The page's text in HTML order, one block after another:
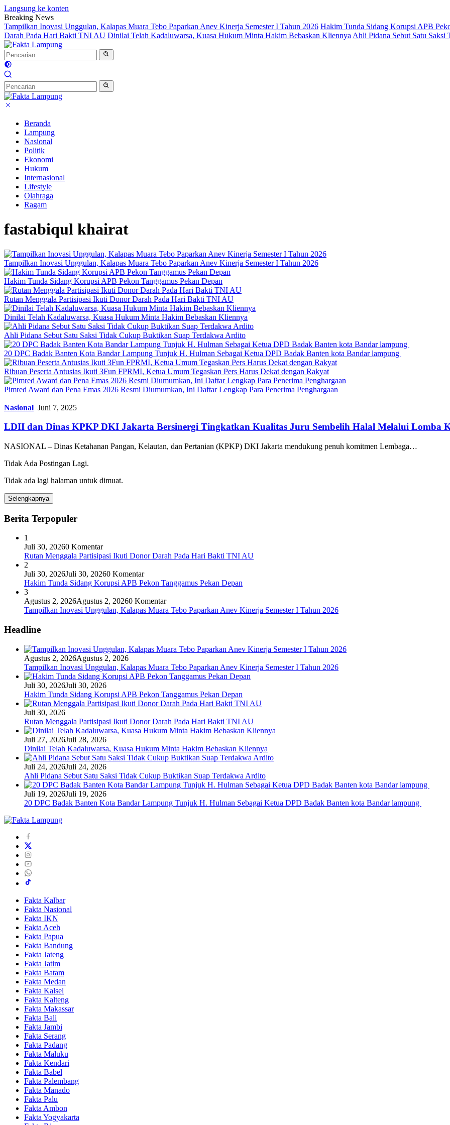
Langsung ke konten
Breaking News
Tampilkan Inovasi Unggulan, Kalapas Muara Tebo Paparkan Anev Kinerja Semester I Tahun 2026 Hakim Tunda Sidang Korupsi APB
Darah Pada Hari Bakti TNI AU Dinilai Telah Kadaluwarsa, Kuasa Hukum Minta Hakim Bebaskan Kliennya Ahli Pidana Sebut Satu
Beranda
Lampung
Nasional
Politik
Ekonomi
Hukum
Internasional
Lifestyle
Olahraga
Ragam
fastabiqul khairat
Tampilkan Inovasi Unggulan, Kalapas Muara Tebo Paparkan Anev Kinerja Semester I Tahun 2026
Hakim Tunda Sidang Korupsi APB Pekon Tanggamus Pekan Depan
Rutan Menggala Partisipasi Ikuti Donor Darah Pada Hari Bakti TNI AU
Dinilai Telah Kadaluwarsa, Kuasa Hukum Minta Hakim Bebaskan Kliennya
Ahli Pidana Sebut Satu Saksi Tidak Cukup Buktikan Suap Terdakwa Ardito
20 DPC Badak Banten Kota Bandar Lampung Tunjuk H. Hulman Sebagai Ketua DPD Badak Banten kota Bandar lampung
Ribuan Peserta Antusias Ikuti 3Fun FPRMI, Ketua Umum Tegaskan Pers Harus Dekat dengan Rakyat
Pimred Award dan Pena Emas 2026 Resmi Diumumkan, Ini Daftar Lengkap Para Penerima Penghargaan
Nasional Juni 7, 2025
LDII dan Dinas KPKP DKI Jakarta Bersinergi Tingkatkan Kualitas Juru Sembelih Halal Melalui Lomba
NASIONAL – Dinas Ketahanan Pangan, Kelautan, dan Pertanian (KPKP) DKI Jakarta mendukung penuh komitmen Lembaga…
Tidak Ada Postingan Lagi.
Tidak ada lagi halaman untuk dimuat.
Selengkapnya
Berita Terpopuler
1
Juli 30, 20260 Komentar
Rutan Menggala Partisipasi Ikuti Donor Darah Pada Hari Bakti TNI AU
2
Juli 30, 2026Juli 30, 20260 Komentar
Hakim Tunda Sidang Korupsi APB Pekon Tanggamus Pekan Depan
3
Agustus 2, 2026Agustus 2, 20260 Komentar
Tampilkan Inovasi Unggulan, Kalapas Muara Tebo Paparkan Anev Kinerja Semester I Tahun 2026
Headline
Agustus 2, 2026Agustus 2, 2026
Tampilkan Inovasi Unggulan, Kalapas Muara Tebo Paparkan Anev Kinerja Semester I Tahun 2026
Juli 30, 2026Juli 30, 2026
Hakim Tunda Sidang Korupsi APB Pekon Tanggamus Pekan Depan
Juli 30, 2026
Rutan Menggala Partisipasi Ikuti Donor Darah Pada Hari Bakti TNI AU
Juli 27, 2026Juli 28, 2026
Dinilai Telah Kadaluwarsa, Kuasa Hukum Minta Hakim Bebaskan Kliennya
Juli 24, 2026Juli 24, 2026
Ahli Pidana Sebut Satu Saksi Tidak Cukup Buktikan Suap Terdakwa Ardito
Juli 19, 2026Juli 19, 2026
20 DPC Badak Banten Kota Bandar Lampung Tunjuk H. Hulman Sebagai Ketua DPD Badak Banten kota Bandar lampung
Fakta Kalbar
Fakta Nasional
Fakta IKN
Fakta Aceh
Fakta Papua
Fakta Bandung
Fakta Jateng
Fakta Jatim
Fakta Batam
Fakta Medan
Fakta Kalsel
Fakta Kalteng
Fakta Makassar
Fakta Bali
Fakta Jambi
Fakta Serang
Fakta Padang
Fakta Maluku
Fakta Kendari
Fakta Babel
Fakta Palembang
Fakta Manado
Fakta Palu
Fakta Ambon
Fakta Yogyakarta